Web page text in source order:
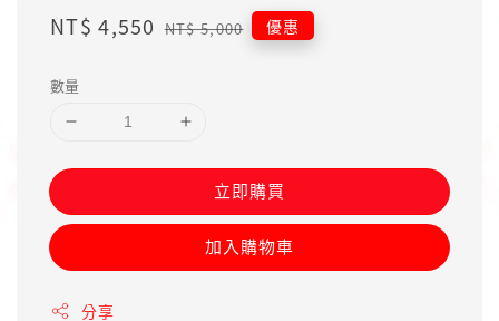
Sale
NT$ 4,550 Regular
NT$ 5,000 優惠
數量
立即購買
加入購物車
分享